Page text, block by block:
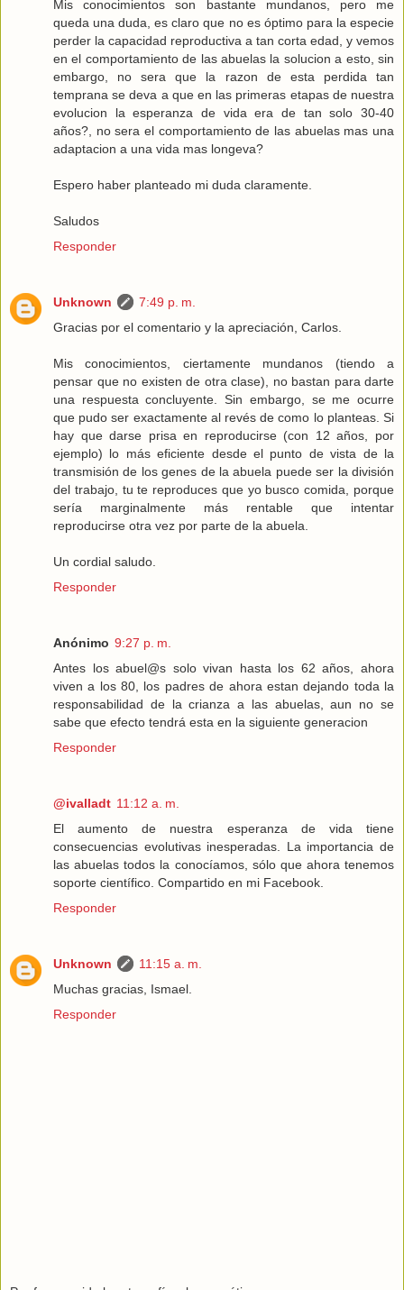
Mis conocimientos son bastante mundanos, pero me
queda una duda, es claro que no es óptimo para la especie
perder la capacidad reproductiva a tan corta edad, y vemos
en el comportamiento de las abuelas la solucion a esto, sin
embargo, no sera que la razon de esta perdida tan
temprana se deva a que en las primeras etapas de nuestra
evolucion la esperanza de vida era de tan solo 30-40
años?, no sera el comportamiento de las abuelas mas una
adaptacion a una vida mas longeva?
Espero haber planteado mi duda claramente.
Saludos
Responder
Unknown
7:49 p. m.
Gracias por el comentario y la apreciación, Carlos.
Mis conocimientos, ciertamente mundanos (tiendo a
pensar que no existen de otra clase), no bastan para darte
una respuesta concluyente. Sin embargo, se me ocurre
que pudo ser exactamente al revés de como lo planteas. Si
hay que darse prisa en reproducirse (con 12 años, por
ejemplo) lo más eficiente desde el punto de vista de la
transmisión de los genes de la abuela puede ser la división
del trabajo, tu te reproduces que yo busco comida, porque
sería marginalmente más rentable que intentar
reproducirse otra vez por parte de la abuela.
Un cordial saludo.
Responder
Anónimo 9:27 p. m.
Antes los abuel@s solo vivan hasta los 62 años, ahora
viven a los 80, los padres de ahora estan dejando toda la
responsabilidad de la crianza a las abuelas, aun no se
sabe que efecto tendrá esta en la siguiente generacion
Responder
@ivalladt 11:12 a. m.
El aumento de nuestra esperanza de vida tiene
consecuencias evolutivas inesperadas. La importancia de
las abuelas todos la conocíamos, sólo que ahora tenemos
soporte científico. Compartido en mi Facebook.
Responder
Unknown
11:15 a. m.
Muchas gracias, Ismael.
Responder